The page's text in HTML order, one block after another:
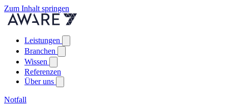
Zum Inhalt springen
Leistungen
Branchen
Wissen
Referenzen
Über uns
Notfall